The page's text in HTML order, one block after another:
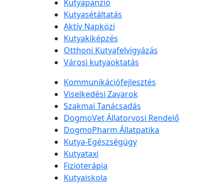
Kutyapanzió
Kutyasétáltatás
Aktív Napközi
Kutyakiképzés
Otthoni Kutyafelvigyázás
Városi kutyaoktatás
Kommunikációfejlesztés
Viselkedési Zavarok
Szakmai Tanácsadás
DogmoVet Állatorvosi Rendelő
DogmoPharm Állatpatika
Kutya-Egészségügy
Kutyataxi
Fizioterápia
Kutyaiskola